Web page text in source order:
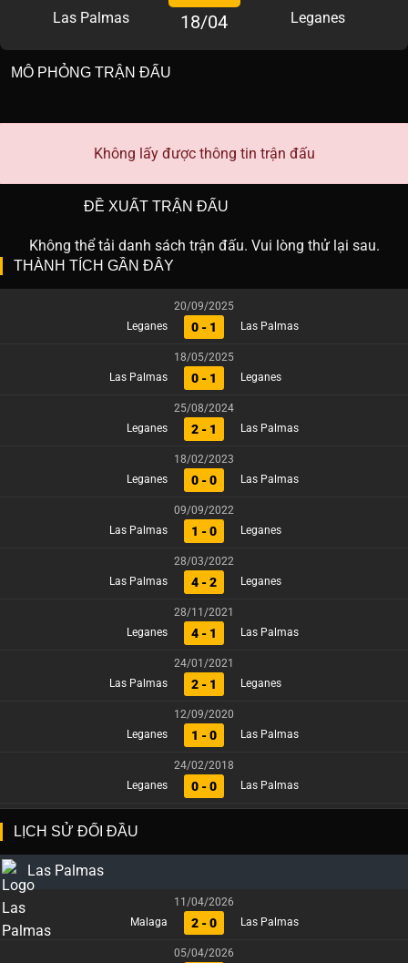
Las Palmas 18/04 Leganes
MÔ PHỎNG TRẬN ĐẤU
Không lấy được thông tin trận đấu
ĐỀ XUẤT TRẬN ĐẤU
Không thể tải danh sách trận đấu. Vui lòng thử lại sau.
THÀNH TÍCH GẦN ĐÂY
20/09/2025
Leganes
0 - 1 Las Palmas
18/05/2025
Las Palmas
0 - 1 Leganes
25/08/2024
Leganes
2 - 1 Las Palmas
18/02/2023
Leganes
0 - 0 Las Palmas
09/09/2022
Las Palmas
1 - 0 Leganes
28/03/2022
Las Palmas
4 - 2 Leganes
28/11/2021
Leganes
4 - 1 Las Palmas
24/01/2021
Las Palmas
2 - 1 Leganes
12/09/2020
Leganes
1 - 0 Las Palmas
24/02/2018
Leganes
0 - 0 Las Palmas
LỊCH SỬ ĐỐI ĐẦU
Las Palmas
11/04/2026
Malaga
2 - 0 Las Palmas
05/04/2026